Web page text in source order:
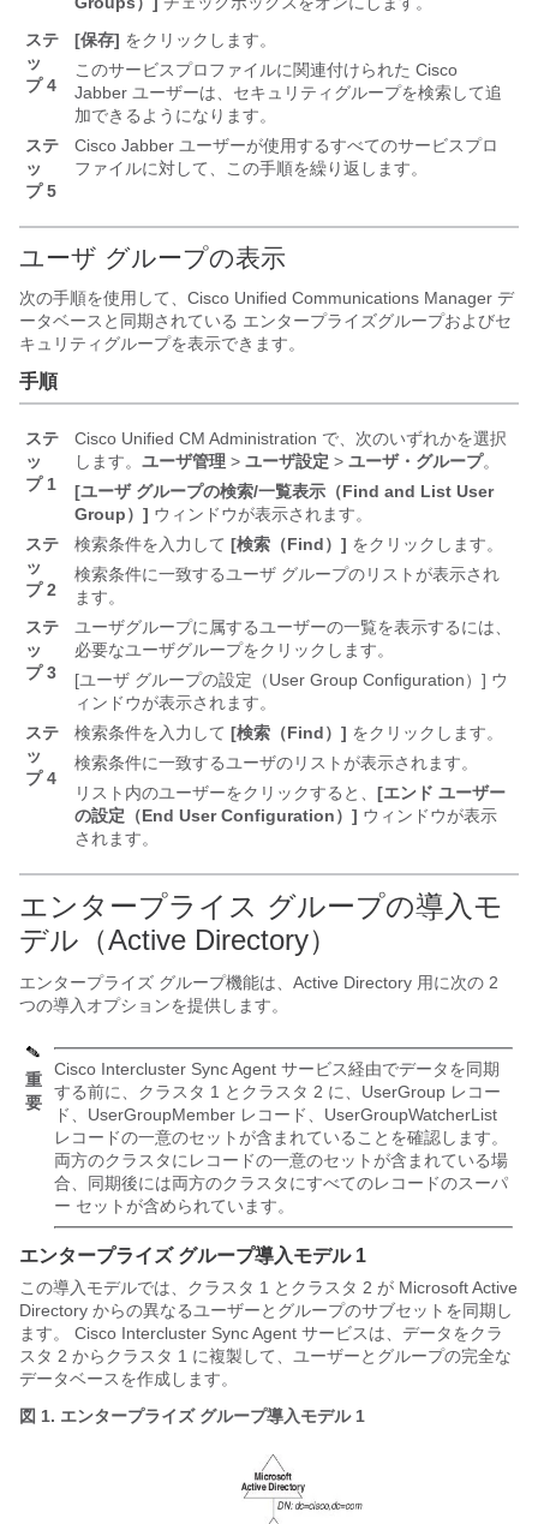
ステ
ッ
プ 4
[保存] をクリックします。
このサービスプロファイルに関連付けられた Cisco
Jabber ユーザーは、セキュリティグループを検索して追
加できるようになります。
ステ
ッ
プ 5
Cisco Jabber ユーザーが使用するすべてのサービスプロ
ファイルに対して、この手順を繰り返します。
ユーザ グループの表示
次の手順を使用して、 Cisco Unified Communications Manager デ
ータベースと同期されている エンタープライズグループおよびセ
キュリティグループを表示できます。
手順
ステ
ッ
プ 1
Cisco Unified CM Administration で、次のいずれかを選択
します。 ユーザ管理 > ユーザ設定 > ユーザ・グループ。
[ユーザ グループの検索/一覧表示（Find and List User
Group）] ウィンドウが表示されます。
ステ
ッ
プ 2
検索条件を入力して [検索（Find）] をクリックします。
検索条件に一致するユーザ グループのリストが表示され
ます。
ステ
ッ
プ 3
ユーザグループに属するユーザーの一覧を表示するには、
必要なユーザグループをクリックします。
[ユーザ グループの設定（User Group Configuration）] ウ
ィンドウが表示されます。
ステ
ッ
プ 4
検索条件を入力して [検索（Find）] をクリックします。
検索条件に一致するユーザのリストが表示されます。
リスト内のユーザーをクリックすると、 [エンド ユーザー
の設定（End User Configuration）] ウィンドウが表示
されます。
エンタープライス グループの導入モ
デル （Active Directory）
エンタープライズ グループ機能は、Active Directory 用に次の 2
つの導入オプションを提供します。
重
要
Cisco Intercluster Sync Agent サービス経由でデータを同期
する前に、クラスタ 1 とクラスタ 2 に、UserGroup レコー
ド、UserGroupMember レコード、UserGroupWatcherList
レコードの一意のセットが含まれていることを確認します。
両方のクラスタにレコードの一意のセットが含まれている場
合、同期後には両方のクラスタにすべてのレコードのスーパ
ー セットが含められています。
エンタープライズ グループ導入モデル 1
この導入モデルでは、クラスタ 1 とクラスタ 2 が Microsoft Active
Directory からの異なるユーザーとグループのサブセットを同期し
ます。 Cisco Intercluster Sync Agent サービスは、データをクラ
スタ 2 からクラスタ 1 に複製して、ユーザーとグループの完全な
データベースを作成します。
図 1. エンタープライズ グループ導入モデル 1